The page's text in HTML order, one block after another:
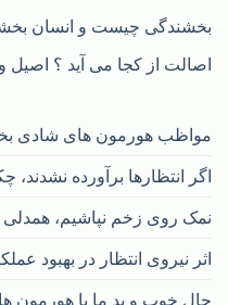
بخشندگی چیست و انسان
اصالت از کجا می آید ؟ اصیل
مواظب هورمون های شادی
اگر انتظارها برآورده نشدند،
نمک روی زخم نپاشیم، همدلی
اثر نیروی انتظار در بهبود
حال خوب و بد ما با هورمون